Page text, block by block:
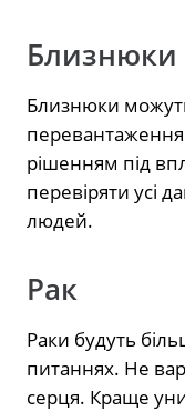
Близнюки
Близнюки
рішенням під
перевіряти усі
людей.
Рак
Раки будуть
питаннях. Не
серця. Краще